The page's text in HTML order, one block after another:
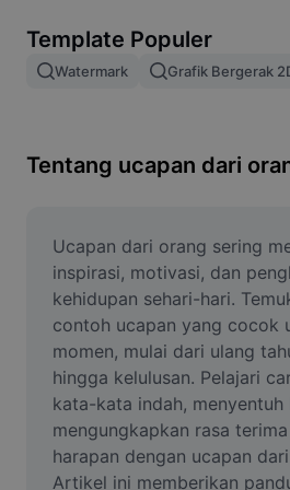
Gabung gambar
Ubah Ukuran Gambar
Pembuat Meme
AI Text Remover
AI People Remover
AI Inpainting
Face Cutout
Template Populer
Watermark Grafik Bergerak
Tentang ucapan dari
Ucapan dari orang sering
inspirasi, motivasi, dan
kehidupan sehari-hari.
contoh ucapan yang cocok
momen, mulai dari ulang
hingga kelulusan. Pelajari
kata-kata indah, menyentuh
mengungkapkan rasa
harapan dengan ucapan
Artikel ini memberikan